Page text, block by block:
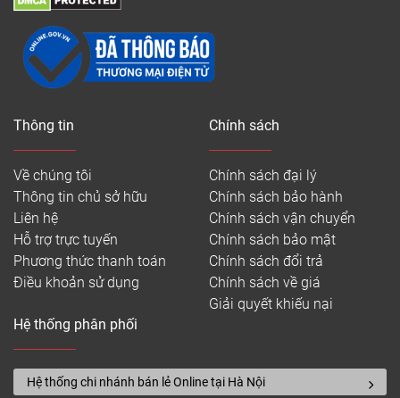
Thông tin
Về chúng tôi
Thông tin chủ sở hữu
Liên hệ
Hỗ trợ trực tuyến
Phương thức thanh toán
Điều khoản sử dụng
Chính sách
Chính sách đại lý
Chính sách bảo hành
Chính sách vận chuyển
Chính sách bảo mật
Chính sách đổi trả
Chính sách về giá
Giải quyết khiếu nại
Hệ thống phân phối
Hệ thống chi nhánh bán lẻ Online tại Hà Nội